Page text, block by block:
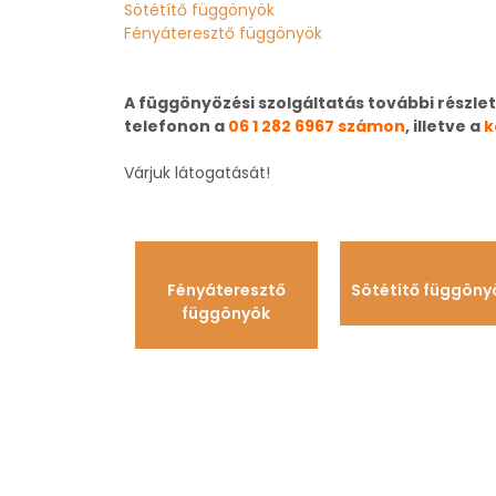
Sötétítő függönyök
Fényáteresztő függönyök
A függönyözési szolgáltatás további
telefonon a 06 1 282 6967 számon, illetve a
Várjuk látogatását!
Fényáteresztő
függönyök
Sötétítő